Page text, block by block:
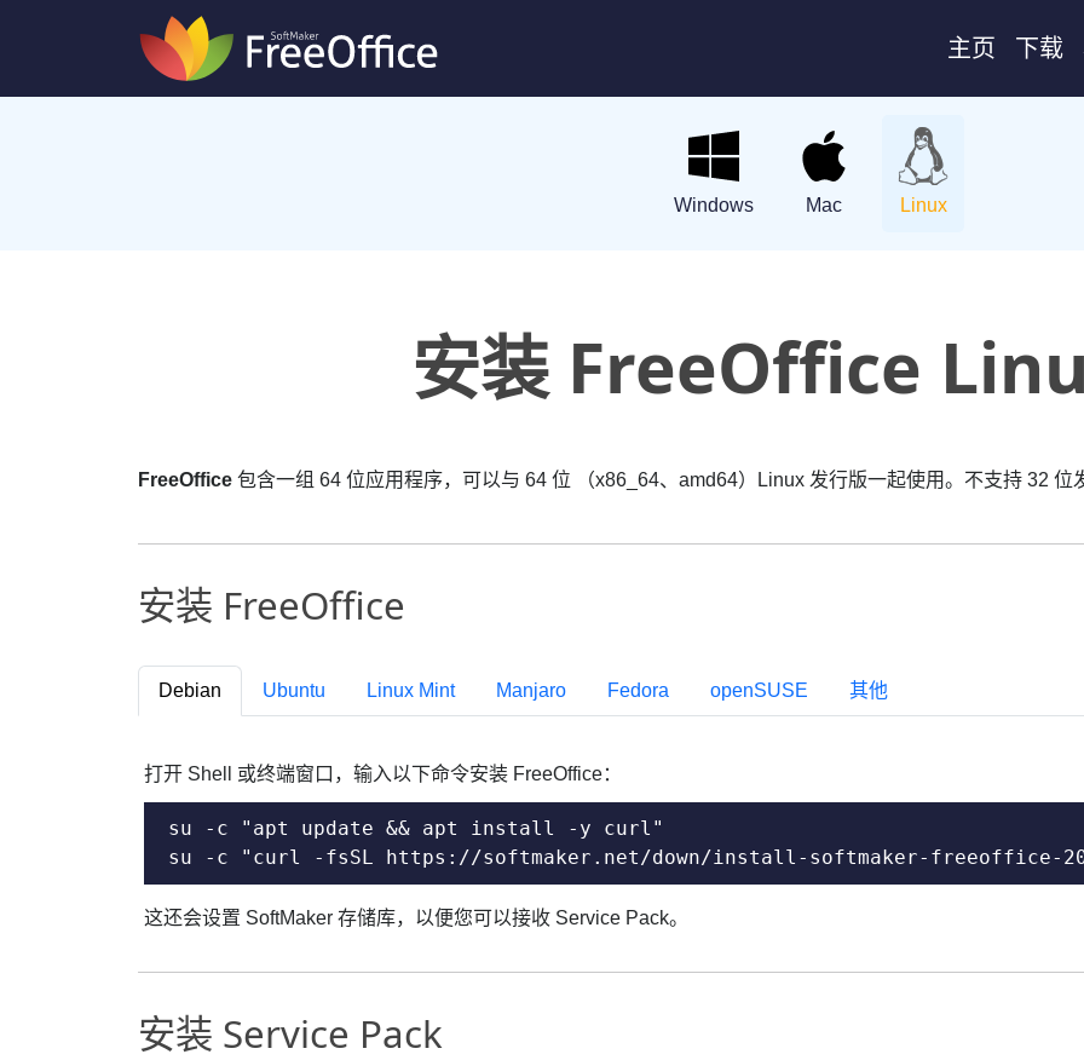
主页 下载
Windows Mac Linux
安装 FreeOffice
FreeOffice 包含一组 64 位应用程序，可以与 64 位 （x86_64、amd64）Linux 发行版一起使用。不支持 32 位
安装 FreeOffice
Debian Ubuntu Linux Mint Manjaro Fedora openSUSE 其他
打开 Shell 或终端窗口，输入以下命令安装 FreeOffice：
su -c "apt update && apt install -y curl"
su -c "curl -fsSL https://softmaker.net/down/install-softmaker-freeoffice-
这还会设置 SoftMaker 存储库，以便您可以接收 Service Pack。
安装 Service Pack